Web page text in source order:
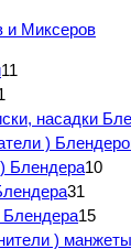
и Миксеров
11
насадки
)
Блендера10
31
15
)